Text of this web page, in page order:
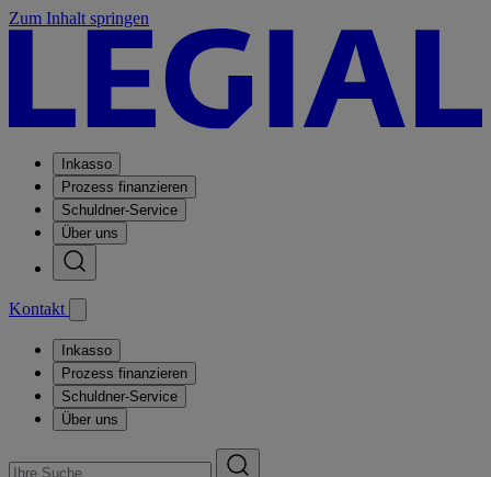
Zum Inhalt springen
Inkasso
Prozess finanzieren
Schuldner-Service
Über uns
Kontakt
Inkasso
Prozess finanzieren
Schuldner-Service
Über uns